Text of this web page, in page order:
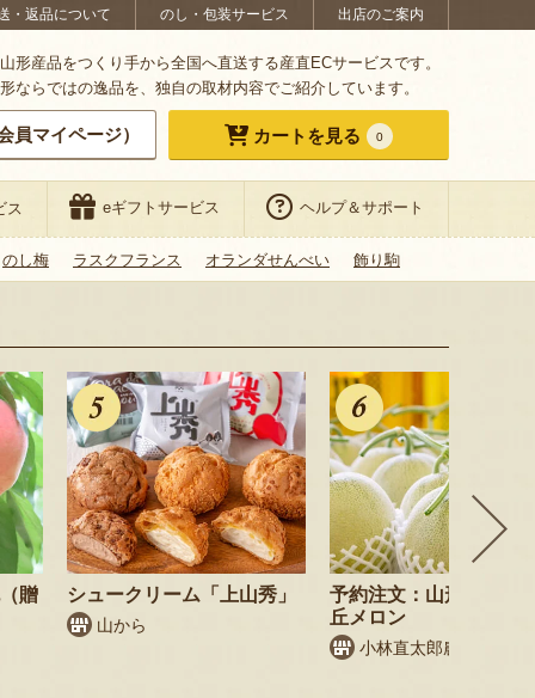
・返品について のし・包装サービス 出店のご案内
形産品をつくり手から全国へ直送する産直ECサービスです。
ならではの逸品を、独自の取材内容でご紹介しています。
員マイページ） カートを見る 0
ス eギフトサービス ヘルプ＆サポート
のし梅 ラスクフランス オランダせんべい 飾り駒
贈 シュークリーム「上山秀」
山から
予約注文：山形県産 庄
丘メロン
小林直太郎農園